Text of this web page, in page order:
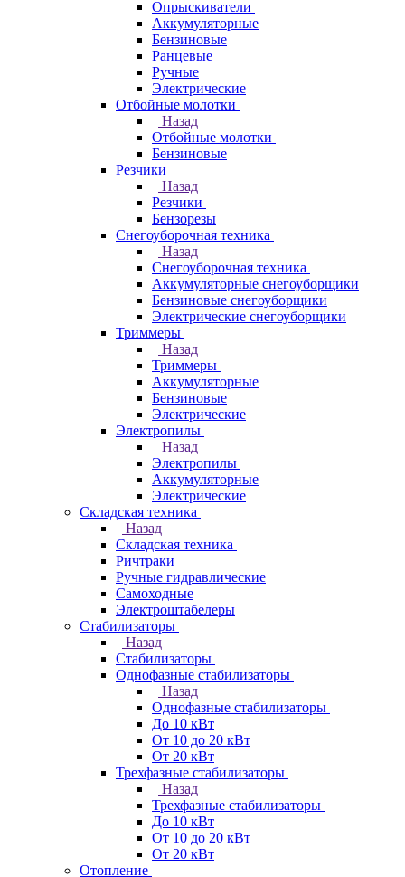
Опрыскиватели
Аккумуляторные
Бензиновые
Ранцевые
Ручные
Электрические
Отбойные молотки
Назад
Отбойные молотки
Бензиновые
Резчики
Назад
Резчики
Бензорезы
Снегоуборочная техника
Назад
Снегоуборочная техника
Аккумуляторные снегоуборщики
Бензиновые снегоуборщики
Электрические снегоуборщики
Триммеры
Назад
Триммеры
Аккумуляторные
Бензиновые
Электрические
Электропилы
Назад
Электропилы
Аккумуляторные
Электрические
Складская техника
Назад
Складская техника
Ричтраки
Ручные гидравлические
Самоходные
Электроштабелеры
Стабилизаторы
Назад
Стабилизаторы
Однофазные стабилизаторы
Назад
Однофазные стабилизаторы
До 10 кВт
От 10 до 20 кВт
От 20 кВт
Трехфазные стабилизаторы
Назад
Трехфазные стабилизаторы
До 10 кВт
От 10 до 20 кВт
От 20 кВт
Отопление